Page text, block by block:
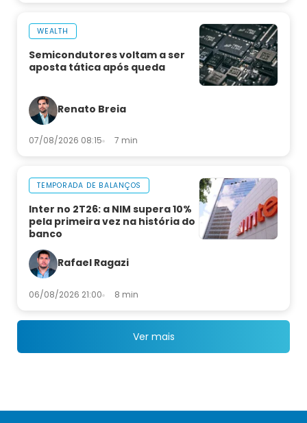
WEALTH
Semicondutores voltam a ser
aposta tática após queda
Renato Breia
07/08/2026 08:15 7 min
TEMPORADA DE BALANÇOS
Inter no 2T26: a NIM supera 10%
pela primeira vez na história do
banco
Rafael Ragazi
06/08/2026 21:00 8 min
Ver mais